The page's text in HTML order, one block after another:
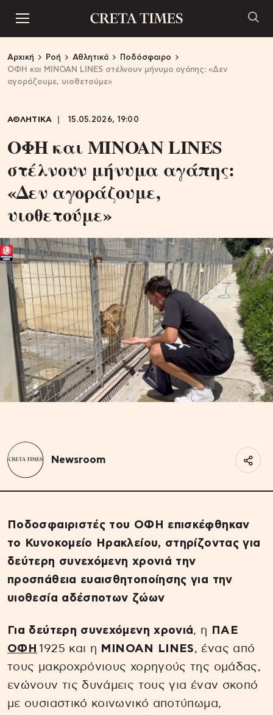
Αρχική Ροή Αθλητικά
Ποδόσφαιρο
ΟΦΗ και MINOAN LINES στέλνουν μήνυμα αγάπης: «Δεν
αγοράζουμε, υιοθετούμε»
ΑΘΛΗΤΙΚΑ 15.05.2026, 19:00
ΟΦΗ και MINOAN LINES
στέλνουν μήνυμα αγάπης:
«Δεν αγοράζουμε,
υιοθετούμε»
Newsroom
Ποδοσφαιριστές του ΟΦΗ επισκέφθηκαν
το Κυνοκομείο Ηρακλείου, στηρίζοντας για
δεύτερη συνεχόμενη χρονιά την
προσπάθεια ευαισθητοποίησης για την
υιοθεσία αδέσποτων ζώων
Για δεύτερη συνεχόμενη χρονιά, η
ΠΑΕ
ΟΦΗ 1925 και η MINOAN LINES, ένας από
τους μακροχρόνιους χορηγούς της ομάδας,
ενώνουν τις δυνάμεις τους για έναν σκοπό
με ουσιαστικό κοινωνικό αποτύπωμα,